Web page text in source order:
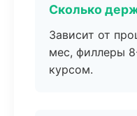
Сколько
Зависит от
мес, филлеры
курсом.